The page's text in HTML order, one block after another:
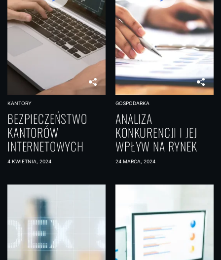
KANTORY
BEZPIECZEŃSTWO
KANTORÓW
INTERNETOWYCH
4 KWIETNIA, 2024
GOSPODARKA
ANALIZA
KONKURENCJI I JEJ
WPŁYW NA RYNEK
24 MARCA, 2024